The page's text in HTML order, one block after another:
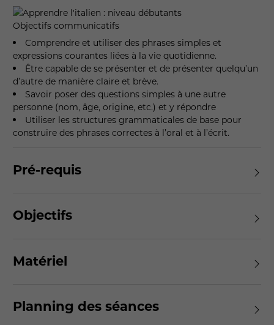
Objectifs communicatifs
Comprendre et utiliser des phrases simples et
expressions courantes liées à la vie quotidienne.
Être capable de se présenter et de présenter quelqu’un
d’autre de manière claire et brève.
Savoir poser des questions simples à une autre
personne (nom, âge, origine, etc.) et y répondre
Utiliser les structures grammaticales de base pour
construire des phrases correctes à l’oral et à l’écrit.
Pré-requis
Objectifs
Matériel
Planning des séances